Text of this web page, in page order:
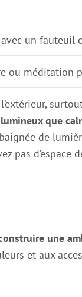
un fauteuil
ou méditation
lumineux que
de
pas d’espace
une
et aux